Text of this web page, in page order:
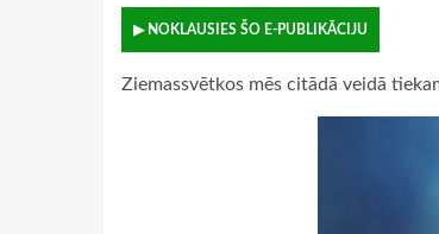
▶ NOKLAUSIES ŠO E-PUBLIKĀCIJU
Ziemassvētkos mēs citādā veidā